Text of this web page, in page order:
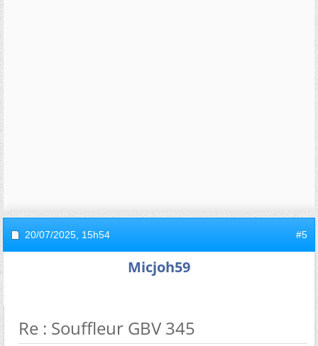
20/07/2025, 15h54 #5
Micjoh59
Re : Souffleur GBV 345